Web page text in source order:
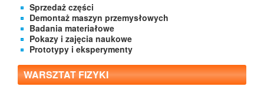
Sprzedaż części
Demontaż maszyn przemysłowych
Badania materiałowe
Pokazy i zajęcia naukowe
Prototypy i eksperymenty
WARSZTAT FIZYKI